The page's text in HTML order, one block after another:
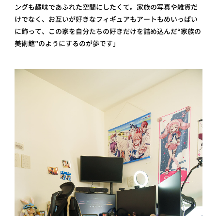
ングも趣味であふれた空間にしたくて。家族の写真や雑貨だ
けでなく、お互いが好きなフィギュアもアートもめいっぱい
に飾って、この家を自分たちの好きだけを詰め込んだ“家族の
美術館”のようにするのが夢です」